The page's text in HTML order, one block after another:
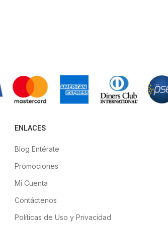
ENLACES
Blog Entérate
Promociones
Mi Cuenta
Contáctenos
Políticas de Uso y Privacidad